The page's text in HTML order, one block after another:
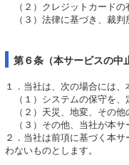
（２）クレジットカードの
（３）法律に基づき、裁判
第６条（本サービスの中
１．当社は、次の場合には
（１）システムの保守を、
（２）天災、地変、その他
（３）その他、当社が本サ
２．当社は前項に基づく本
わないものとします。